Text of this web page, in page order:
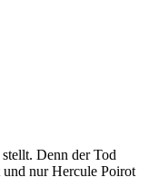
Denn der Tod
und nur Hercule Poirot